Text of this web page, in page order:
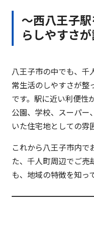
〜西八王子
らしやすさ
八王子市の中でも、千
常生活のしやすさが整
です。駅に近い利便性
公園、学校、スーパー
いた住宅地としての雰
これから八王子市内で
た、千人町周辺でご売
も、地域の特徴を知っ